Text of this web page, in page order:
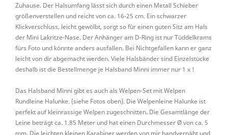
Zuhause. Der Halsumfang lässt sich durch einen Metall Schieber
größenverstellen und reicht von ca. 16-25 cm. Ein schwarzer
Klickverschluss, leicht gewölbt, sorgt so für einen guten Sitz am Hals
der Mini Lakritze-Nase. Der Anhänger am D-Ring ist nur Tüddelkrams
fürs Foto und könnte anders ausfallen. Bei Nichtgefallen kann er ganz
leicht von dir abgemacht werden. Viele Halsbänder sind Einzelstücke
deshalb ist die Bestellmenge je Halsband Minni immer nur 1 x !
Das Halsband Minni gibt es auch als Welpen-Set mit Welpen
Rundleine Halunke. (siehe Fotos oben). Die Welpenleine Halunke ist
perfekt auf kleinrassige Welpen zugeschnitten. Die Gesamtlänge der
Leine beträgt ca. 1.85 Meter und hat einen Durchmesser Ø von ca. 5